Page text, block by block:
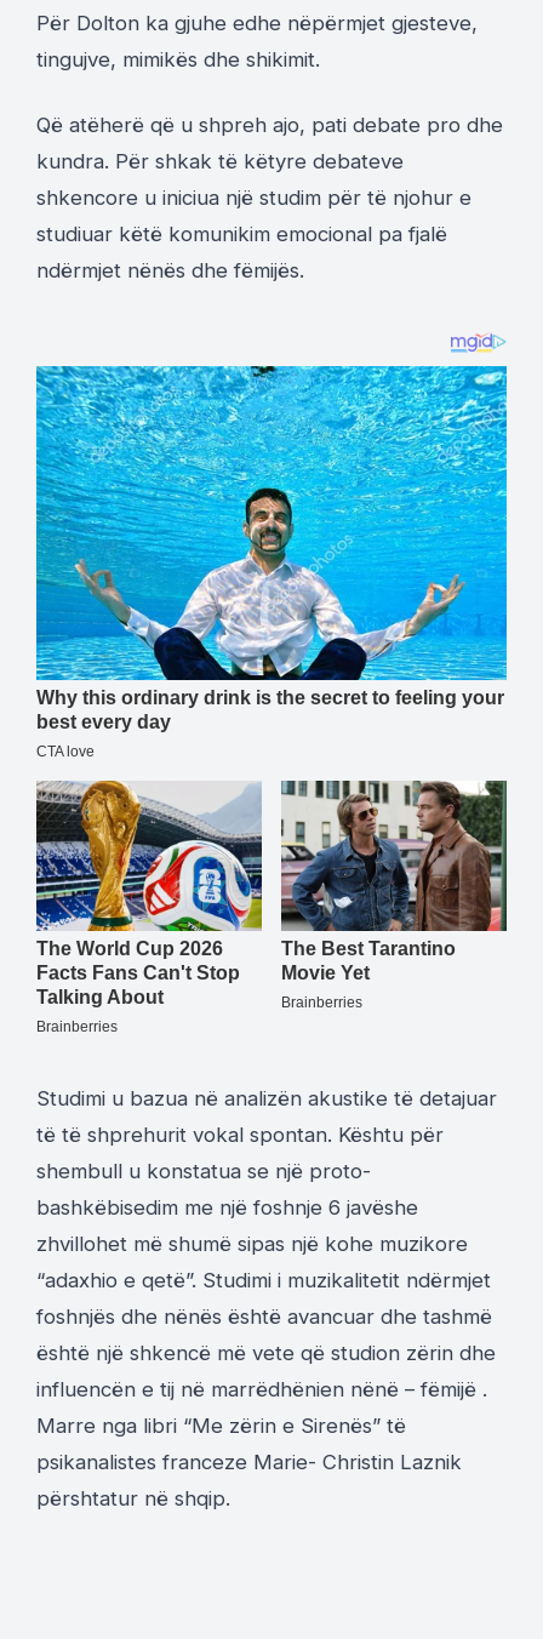
Për Dolton ka gjuhe edhe nëpërmjet gjesteve,
tingujve, mimikës dhe shikimit.
Që atëherë që u shpreh ajo, pati debate pro dhe
kundra. Për shkak të këtyre debateve
shkencore u iniciua një studim për të njohur e
studiuar këtë komunikim emocional pa fjalë
ndërmjet nënës dhe fëmijës.
Studimi u bazua në analizën akustike të detajuar
të të shprehurit vokal spontan. Kështu për
shembull u konstatua se një proto-
bashkëbisedim me një foshnje 6 javëshe
zhvillohet më shumë sipas një kohe muzikore
“adaxhio e qetë”. Studimi i muzikalitetit ndërmjet
foshnjës dhe nënës është avancuar dhe tashmë
është një shkencë më vete që studion zërin dhe
influencën e tij në marrëdhënien nënë – fëmijë .
Marre nga libri “Me zërin e Sirenës” të
psikanalistes franceze Marie- Christin Laznik
përshtatur në shqip.